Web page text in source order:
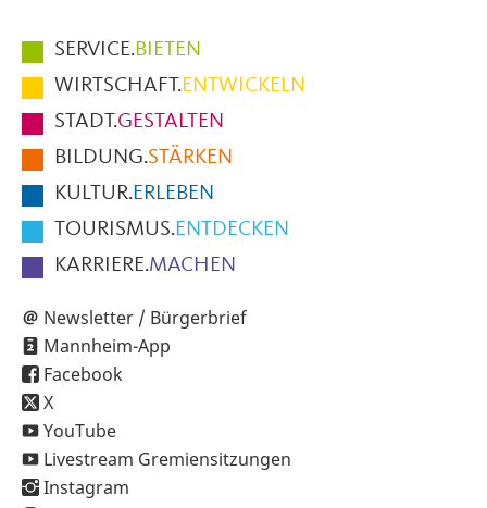
Hauptmenüpunkte
im
Fußbereich
der
Seite
SERVICE.BIETEN
WIRTSCHAFT.ENTWICKELN
STADT.GESTALTEN
BILDUNG.STÄRKEN
KULTUR.ERLEBEN
TOURISMUS.ENTDECKEN
KARRIERE.MACHEN
Newsletter / Bürgerbrief
Mannheim-App
Facebook
X
YouTube
Livestream Gremiensitzungen
Instagram